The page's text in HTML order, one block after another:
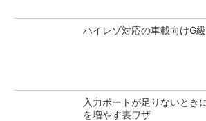
ハイレゾ対応の車載向けG
入力ポートが足りないとき
を増やす裏ワザ